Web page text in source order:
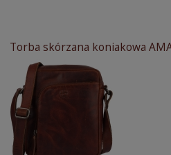
Torba skórzana koniakowa